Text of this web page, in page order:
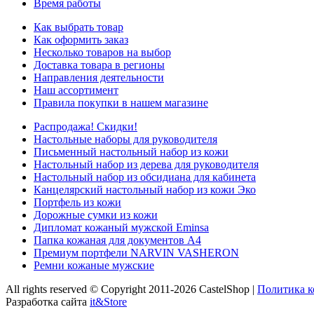
Время работы
Как выбрать товар
Как оформить заказ
Несколько товаров на выбор
Доставка товара в регионы
Направления деятельности
Наш ассортимент
Правила покупки в нашем магазине
Распродажа! Скидки!
Настольные наборы для руководителя
Письменный настольный набор из кожи
Настольный набор из дерева для руководителя
Настольный набор из обсидиана для кабинета
Канцелярский настольный набор из кожи Эко
Портфель из кожи
Дорожные сумки из кожи
Дипломат кожаный мужской Eminsa
Папка кожаная для документов А4
Премиум портфели NARVIN VASHERON
Ремни кожаные мужские
All rights reserved © Copyright 2011-2026 CastelShop | Политика
Разработка сайта it&Store